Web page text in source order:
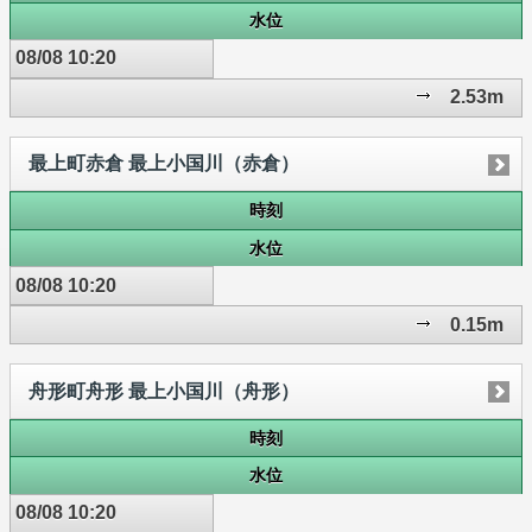
水位
08/08 10:20
2.53m
最上町赤倉 最上小国川（赤倉）
時刻
水位
08/08 10:20
0.15m
舟形町舟形 最上小国川（舟形）
時刻
水位
08/08 10:20